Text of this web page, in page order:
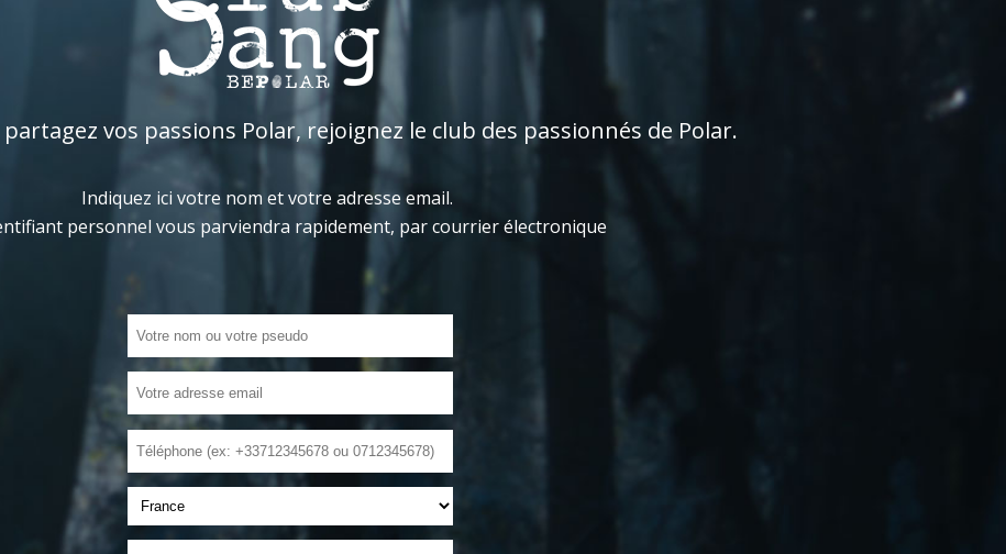
vos passions Polar, rejoignez le club des passionnés de Polar.
Indiquez ici votre nom et votre adresse email.
personnel vous parviendra rapidement, par courrier électronique